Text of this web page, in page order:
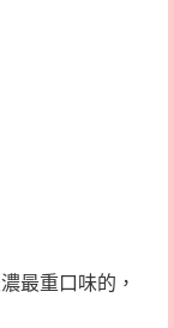
最重口味的，